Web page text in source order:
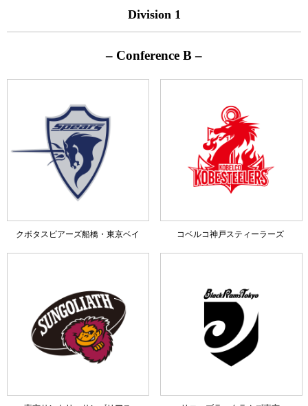
Division 1
– Conference B –
クボタスピアーズ船橋・東京ベイ コベルコ神戸スティーラーズ